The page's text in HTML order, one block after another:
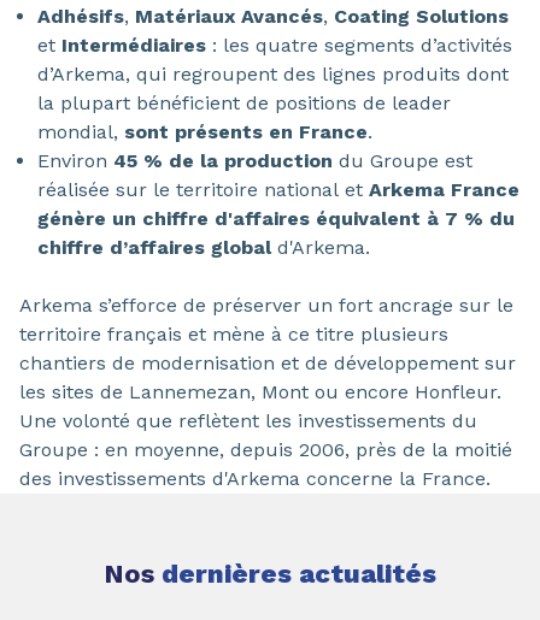
Adhésifs, Matériaux Avancés, Coating Solutions
et Intermédiaires : les quatre segments d’activités
d’Arkema, qui regroupent des lignes produits dont
la plupart bénéficient de positions de leader
mondial, sont présents en France.
Environ 45 % de la production du Groupe est
réalisée sur le territoire national et Arkema France
génère un chiffre d'affaires équivalent à 7 % du
chiffre d’affaires globald'Arkema.
Arkema s’efforce de préserver un fort ancrage sur le
territoire français et mène à ce titre plusieurs
chantiers de modernisation et de développement sur
les sites de Lannemezan, Mont ou encore Honfleur.
Une volonté que reflètent les investissements du
Groupe : en moyenne, depuis 2006, près de la moitié
des investissements d'Arkema concerne la France.
Nos dernières actualités